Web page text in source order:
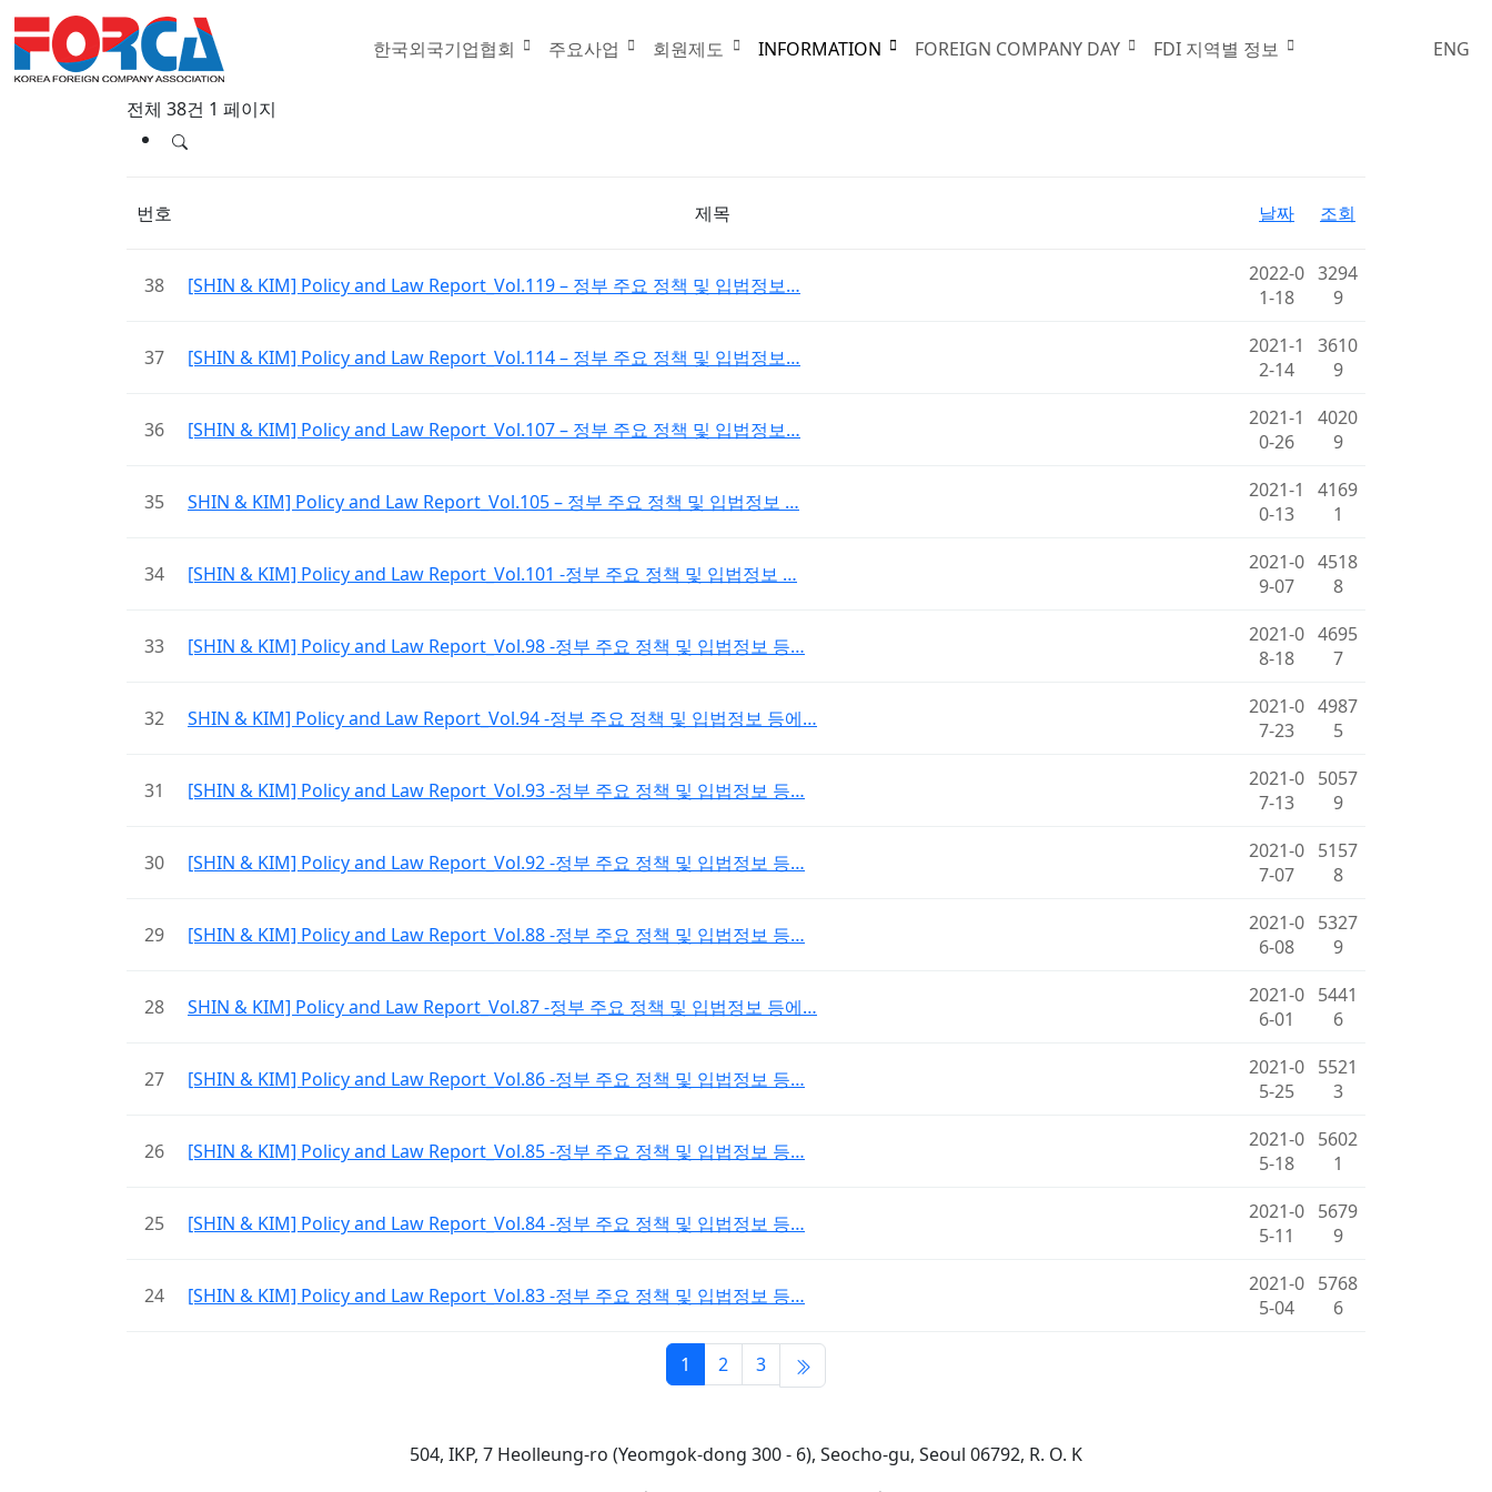
한국외국기업협회 주요사업 회원제도 INFORMATION FOREIGN COMPANY DAY FDI 지역별 정보 ENG
법률 및 노사관계
전체 38건 1 페이지
번호 제목 날짜 조회
38 [SHIN & KIM] Policy and Law Report_Vol.119 – 정부 주요 정책 및 입법정보…
2022-0
1-18
3294
9
37 [SHIN & KIM] Policy and Law Report_Vol.114 – 정부 주요 정책 및 입법정보…
2021-1
2-14
3610
9
36 [SHIN & KIM] Policy and Law Report_Vol.107 – 정부 주요 정책 및 입법정보…
2021-1
0-26
4020
9
35 SHIN & KIM] Policy and Law Report_Vol.105 – 정부 주요 정책 및 입법정보 …
2021-1
0-13
4169
1
34 [SHIN & KIM] Policy and Law Report_Vol.101 -정부 주요 정책 및 입법정보 …
2021-0
9-07
4518
8
33 [SHIN & KIM] Policy and Law Report_Vol.98 -정부 주요 정책 및 입법정보 등…
2021-0
8-18
4695
7
32 SHIN & KIM] Policy and Law Report_Vol.94 -정부 주요 정책 및 입법정보 등에…
2021-0
7-23
4987
5
31 [SHIN & KIM] Policy and Law Report_Vol.93 -정부 주요 정책 및 입법정보 등…
2021-0
7-13
5057
9
30 [SHIN & KIM] Policy and Law Report_Vol.92 -정부 주요 정책 및 입법정보 등…
2021-0
7-07
5157
8
29 [SHIN & KIM] Policy and Law Report_Vol.88 -정부 주요 정책 및 입법정보 등…
2021-0
6-08
5327
9
28 SHIN & KIM] Policy and Law Report_Vol.87 -정부 주요 정책 및 입법정보 등에…
2021-0
6-01
5441
6
27 [SHIN & KIM] Policy and Law Report_Vol.86 -정부 주요 정책 및 입법정보 등…
2021-0
5-25
5521
3
26 [SHIN & KIM] Policy and Law Report_Vol.85 -정부 주요 정책 및 입법정보 등…
2021-0
5-18
5602
1
25 [SHIN & KIM] Policy and Law Report_Vol.84 -정부 주요 정책 및 입법정보 등…
2021-0
5-11
5679
9
24 [SHIN & KIM] Policy and Law Report_Vol.83 -정부 주요 정책 및 입법정보 등…
2021-0
5-04
5768
6
1 2 3
504, IKP, 7 Heolleung-ro (Yeomgok-dong 300 - 6), Seocho-gu, Seoul 06792, R. O. K